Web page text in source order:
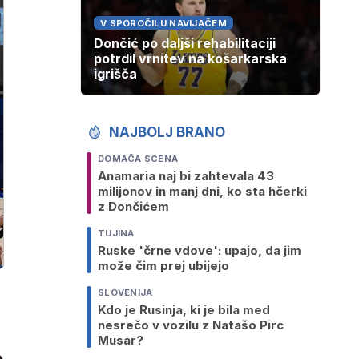
V SPOROČILU NAVIJAČEM
Dončić po daljši rehabilitaciji
potrdil vrnitev na košarkarska
igrišča
NAJBOLJ BRANO
DOMAČA SCENA
Anamaria naj bi zahtevala 43
milijonov in manj dni, ko sta hčerki
z Dončićem
TUJINA
Ruske 'črne vdove': upajo, da jim
može čim prej ubijejo
SLOVENIJA
Kdo je Rusinja, ki je bila med
nesrečo v vozilu z Natašo Pirc
Musar?